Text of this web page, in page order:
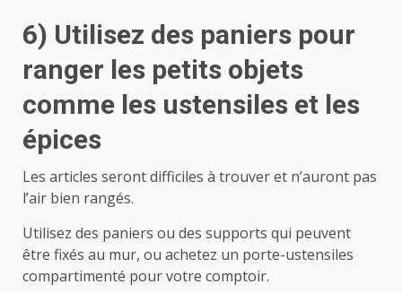
6) Utilisez des paniers pour
ranger les petits objets
comme les ustensiles et les
épices
Les articles seront difficiles à trouver et n’auront pas
l’air bien rangés.
Utilisez des paniers ou des supports qui peuvent
être fixés au mur, ou achetez un porte-ustensiles
compartimenté pour votre comptoir.